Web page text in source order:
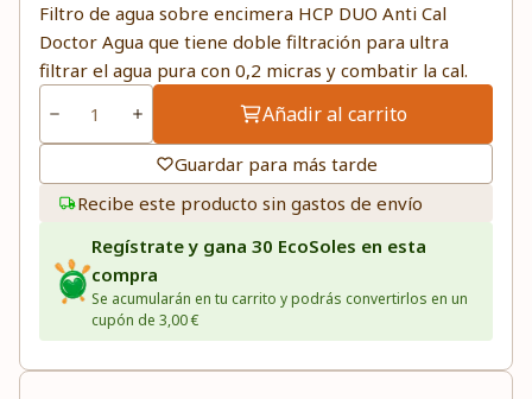
Filtro de agua sobre encimera HCP DUO Anti Cal
Doctor Agua que tiene doble filtración para ultra
filtrar el agua pura con 0,2 micras y combatir la cal.
Añadir al carrito
Guardar para más tarde
Recibe este producto sin gastos de envío
Regístrate y gana 30 EcoSoles en esta
compra
Se acumularán en tu carrito y podrás convertirlos en un
cupón de 3,00 €